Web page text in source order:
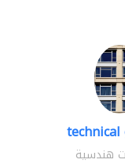
technical
هندسية